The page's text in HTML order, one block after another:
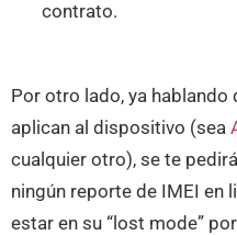
contrato.
Por otro lado, ya
aplican al dispositivo (sea
cualquier otro), se te
ningún reporte de IMEI en
estar en su “lost mode”